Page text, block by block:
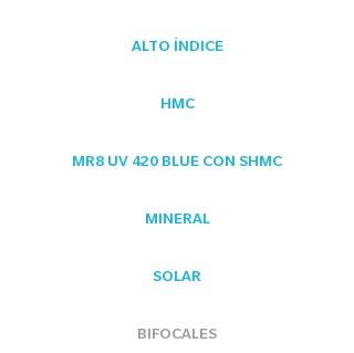
ALTO ÍNDICE
HMC
MR8 UV 420 BLUE CON SHMC
MINERAL
SOLAR
BIFOCALES